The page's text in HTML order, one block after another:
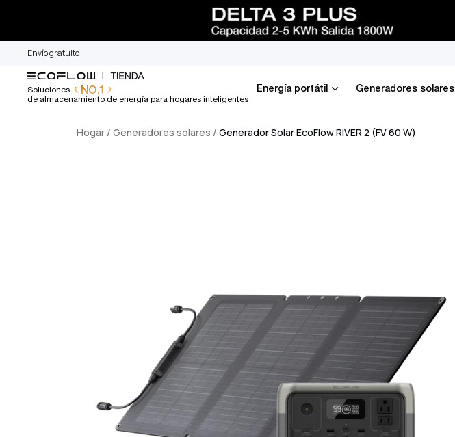
EcoFlow México
Envío gratuito
Soluciones NO.1
de almacenamiento de energía para hogares inteligentes
Energía portátil Generadores solares
Hogar / Generadores solares / Generador Solar EcoFlow RIVER 2 (FV 60 W)